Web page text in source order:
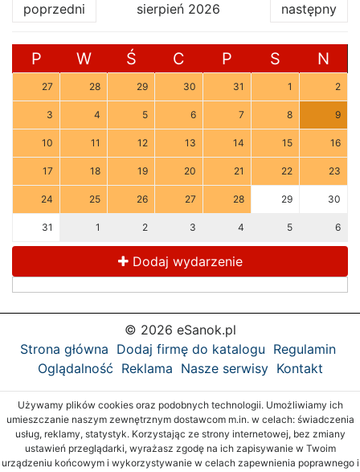
poprzedni sierpień 2026 następny
P W Ś C P S N
27 28 29 30 31 1 2
3 4 5 6 7 8 9
10 11 12 13 14 15 16
17 18 19 20 21 22 23
24 25 26 27 28 29 30
31 1 2 3 4 5 6
Dodaj wydarzenie
© 2026 eSanok.pl
Strona główna Dodaj firmę do katalogu Regulamin
Oglądalność Reklama Nasze serwisy Kontakt
Używamy plików cookies oraz podobnych technologii. Umożliwiamy ich
umieszczanie naszym zewnętrznym dostawcom m.in. w celach: świadczenia
usług, reklamy, statystyk. Korzystając ze strony internetowej, bez zmiany
ustawień przeglądarki, wyrażasz zgodę na ich zapisywanie w Twoim
urządzeniu końcowym i wykorzystywanie w celach zapewnienia poprawnego i